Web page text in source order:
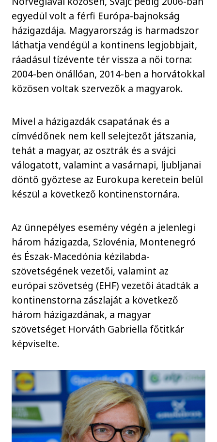
egyedül volt a férfi Európa-bajnokság
házigazdája. Magyarország is harmadszor
láthatja vendégül a kontinens legjobbjait,
ráadásul tízévente tér vissza a női torna:
2004-ben önállóan, 2014-ben a horvátokkal
közösen voltak szervezők a magyarok.
Mivel a házigazdák csapatának és a
címvédőnek nem kell selejtezőt játszania,
tehát a magyar, az osztrák és a svájci
válogatott, valamint a vasárnapi, ljubljanai
döntő győztese az Eurokupa keretein belül
készül a következő kontinenstornára.
Az ünnepélyes esemény végén a jelenlegi
három házigazda, Szlovénia, Montenegró
és Észak-Macedónia kézilabda-
szövetségének vezetői, valamint az
európai szövetség (EHF) vezetői átadták a
kontinenstorna zászlaját a következő
három házigazdának, a magyar
szövetséget Horváth Gabriella főtitkár
képviselte.